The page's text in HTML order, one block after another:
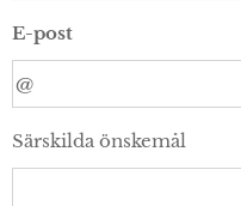
E-post
Särskilda önskemål